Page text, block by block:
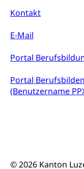
Kontakt
E-Mail
Portal
Portal
(Benutzername
© 2026 Kanton